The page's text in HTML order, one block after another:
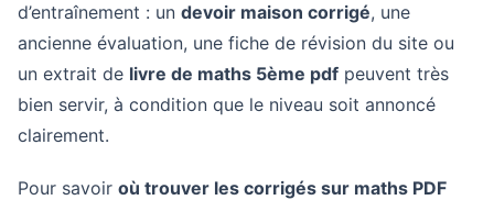
d’entraînement : un devoir maison corrigé, une
ancienne évaluation, une fiche de révision du site ou
un extrait de livre de maths 5ème pdf peuvent très
bien servir, à condition que le niveau soit annoncé
clairement.
Pour savoir où trouver les corrigés sur maths PDF